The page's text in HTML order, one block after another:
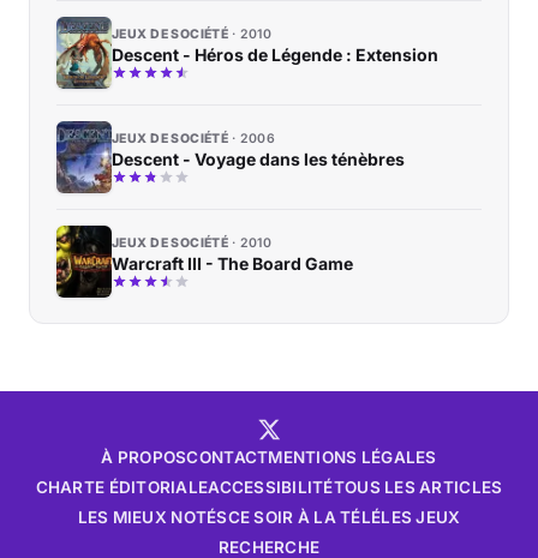
JEUX DE SOCIÉTÉ 2010
Descent - Héros de Légende : Extension
JEUX DE SOCIÉTÉ 2006
Descent - Voyage dans les ténèbres
JEUX DE SOCIÉTÉ 2010
Warcraft III - The Board Game
À PROPOSCONTACTMENTIONS LÉGALES
CHARTE ÉDITORIALEACCESSIBILITÉTOUS LES ARTICLES
LES MIEUX NOTÉSCE SOIR À LA TÉLÉLES JEUX
RECHERCHE